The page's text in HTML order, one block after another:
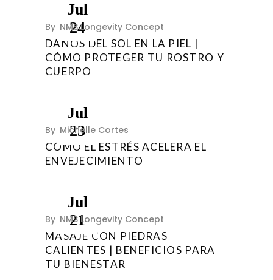
Jul
24
By NMS Longevity Concept
DAÑOS DEL SOL EN LA PIEL |
CÓMO PROTEGER TU ROSTRO Y
CUERPO
Jul
23
By Michelle Cortes
CÓMO EL ESTRÉS ACELERA EL
ENVEJECIMIENTO
Jul
21
By NMS Longevity Concept
MASAJE CON PIEDRAS
CALIENTES | BENEFICIOS PARA
TU BIENESTAR